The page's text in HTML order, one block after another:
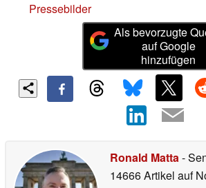
Pressebilder
Als bevorzugte
auf Google
hinzufügen
Ronald Matta-
14666 Artikel auf